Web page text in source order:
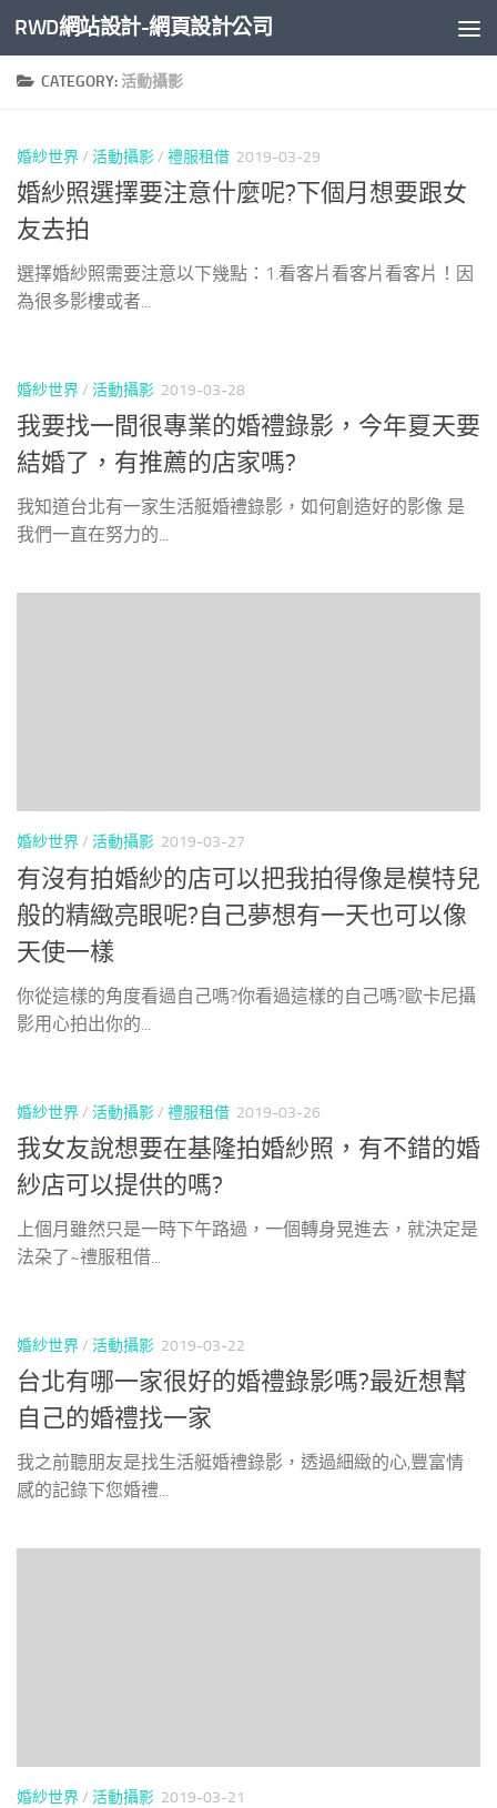
Skip to content
RWD網站設計-網頁設計公司
CATEGORY: 活動攝影
婚紗世界/ 活動攝影/ 禮服租借 2019-03-29
婚紗照選擇要注意什麼呢?下個月想要跟女
友去拍
選擇婚紗照需要注意以下幾點：1.看客片看客片看客片！因
為很多影樓或者...
婚紗世界/ 活動攝影 2019-03-28
我要找一間很專業的婚禮錄影，今年夏天要
結婚了，有推薦的店家嗎?
我知道台北有一家生活艇婚禮錄影，如何創造好的影像 是
我們一直在努力的...
婚紗世界/ 活動攝影 2019-03-27
有沒有拍婚紗的店可以把我拍得像是模特兒
般的精緻亮眼呢?自己夢想有一天也可以像
天使一樣
你從這樣的角度看過自己嗎?你看過這樣的自己嗎?歐卡尼攝
影用心拍出你的...
婚紗世界/ 活動攝影/ 禮服租借 2019-03-26
我女友說想要在基隆拍婚紗照，有不錯的婚
紗店可以提供的嗎?
上個月雖然只是一時下午路過，一個轉身晃進去，就決定是
法朶了~禮服租借...
婚紗世界/ 活動攝影 2019-03-22
台北有哪一家很好的婚禮錄影嗎?最近想幫
自己的婚禮找一家
我之前聽朋友是找生活艇婚禮錄影，透過細緻的心,豐富情
感的記錄下您婚禮...
婚紗世界/ 活動攝影 2019-03-21